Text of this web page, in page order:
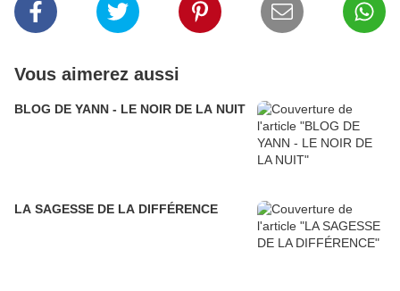
Vous aimerez aussi
BLOG DE YANN - LE NOIR DE LA NUIT
LA SAGESSE DE LA DIFFÉRENCE